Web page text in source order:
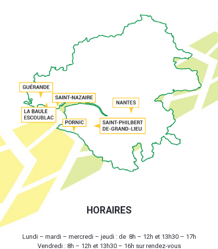
HORAIRES
Lundi – mardi – mercredi – jeudi : de 8h – 12h et 13h30 – 17h
Vendredi : 8h – 12h et 13h30 – 16h sur rendez-vous